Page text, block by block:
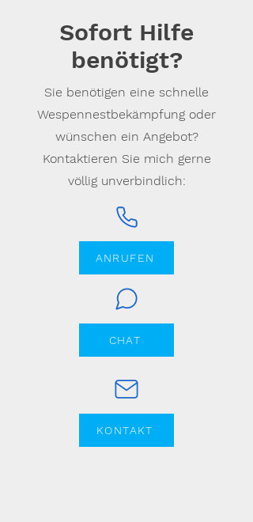
Sofort Hilfe
benötigt?
Sie benötigen eine schnelle
Wespennestbekämpfung oder
wünschen ein Angebot?
Kontaktieren Sie mich gerne
völlig unverbindlich:
ANRUFEN
CHAT
KONTAKT